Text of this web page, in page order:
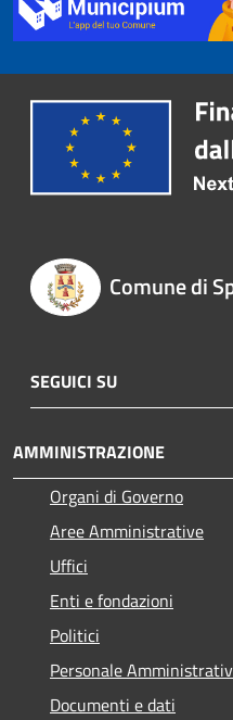
Comune di
SEGUICI SU
AMMINISTRAZIONE
Organi di Governo
Aree Amministrative
Uffici
Enti e fondazioni
Politici
Personale
Documenti e dati